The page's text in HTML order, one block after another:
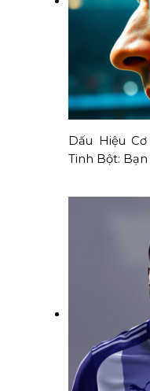
Dấu Hiệu
Tinh Bột: Bạn